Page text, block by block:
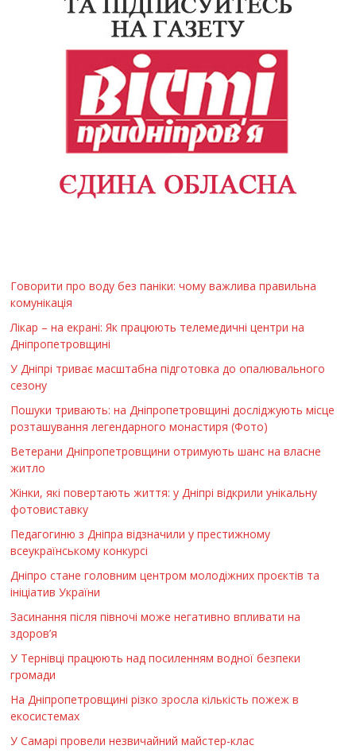
Говорити про воду без паніки: чому важлива правильна
комунікація
Лікар – на екрані: Як працюють телемедичні центри на
Дніпропетровщині
У Дніпрі триває масштабна підготовка до опалювального
сезону
Пошуки тривають: на Дніпропетровщині досліджують місце
розташування легендарного монастиря (Фото)
Ветерани Дніпропетровщини отримують шанс на власне
житло
Жінки, які повертають життя: у Дніпрі відкрили унікальну
фотовиставку
Педагогиню з Дніпра відзначили у престижному
всеукраїнському конкурсі
Дніпро стане головним центром молодіжних проєктів та
ініціатив України
Засинання після півночі може негативно впливати на
здоров’я
У Тернівці працюють над посиленням водної безпеки
громади
На Дніпропетровщині різко зросла кількість пожеж в
екосистемах
У Самарі провели незвичайний майстер-клас